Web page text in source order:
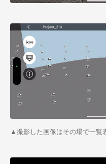
▲撮影した画像はその場で一覧